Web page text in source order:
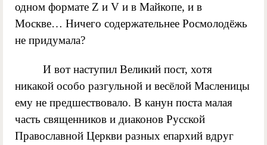
одном формате Z и V и в Майкопе, и в
Москве… Ничего содержательнее Росмолодёжь
не придумала?
И вот наступил Великий пост, хотя
никакой особо разгульной и весёлой Масленицы
ему не предшествовало. В канун поста малая
часть священников и диаконов Русской
Православной Церкви разных епархий вдруг